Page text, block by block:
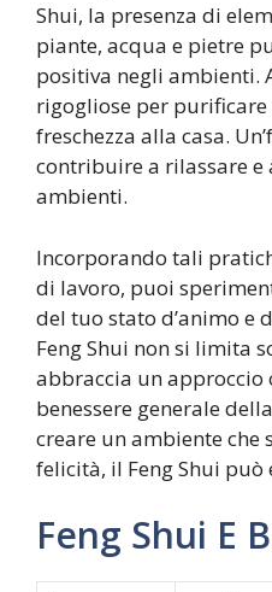
Shui, la presenza di
piante, acqua e pietre
positiva negli ambienti.
rigogliose per purificare
freschezza alla casa.
contribuire a rilassare e
ambienti.
Incorporando tali
di lavoro, puoi
del tuo stato d’animo
Feng Shui non si limita
abbraccia un approccio
benessere generale
creare un ambiente che
felicità, il Feng Shui può
Feng Shui E